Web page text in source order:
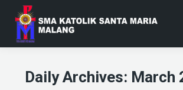
Daily Archives: March